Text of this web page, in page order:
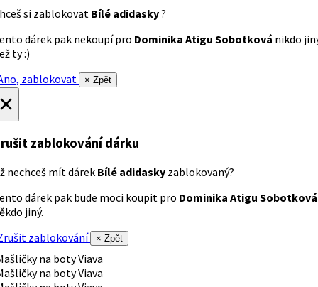
si zablokovat Bílé adidasky?
dárek pak nekoupí pro Dominika Atigu Sobotková nikdo
ty :)
zablokovat
× Zpět
zablokování dárku
nechceš mít dárek Bílé adidasky zablokovaný?
dárek pak bude moci koupit pro Dominika Atigu Sobotková
jiný.
zablokování
× Zpět